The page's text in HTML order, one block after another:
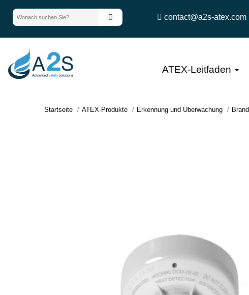
contact@a2s-atex.com
ATEX-Leitfaden
Startseite ATEX-Produkte Erkennung und Überwachung